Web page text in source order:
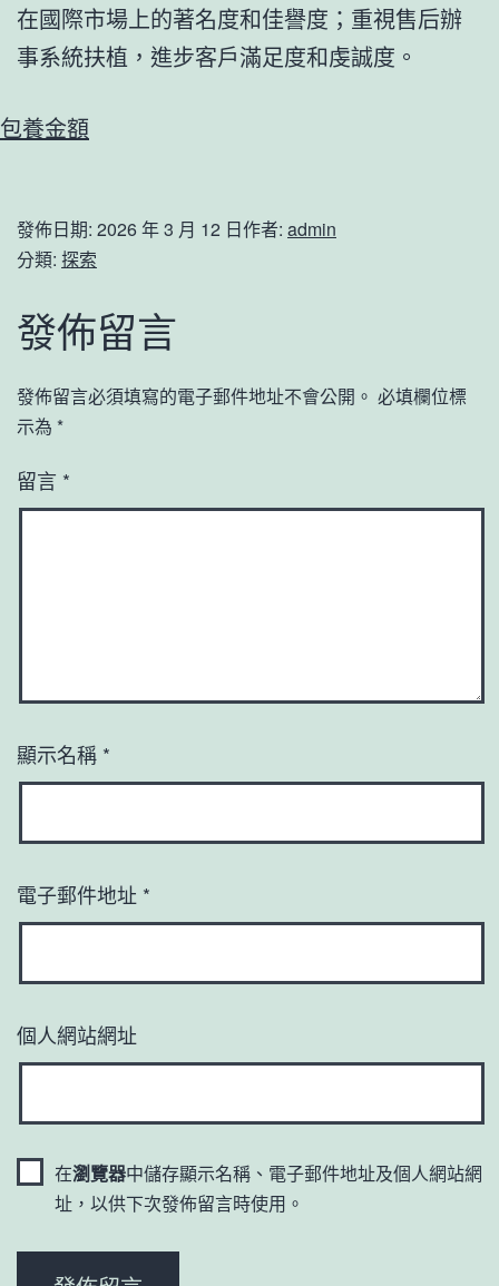
在國際市場上的著名度和佳譽度；重視售后辦
事系統扶植，進步客戶滿足度和虔誠度。
包養金額
發佈日期: 2026 年 3 月 12 日作者: admin
分類: 探索
發佈留言
發佈留言必須填寫的電子郵件地址不會公開。 必填欄位標
示為 *
留言 *
顯示名稱 *
電子郵件地址 *
個人網站網址
在瀏覽器中儲存顯示名稱、電子郵件地址及個人網站網
址，以供下次發佈留言時使用。